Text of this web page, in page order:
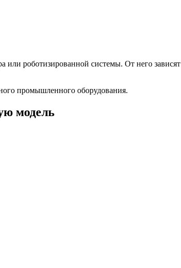
роботизированной системы. От него зависят
промышленного оборудования.
модель